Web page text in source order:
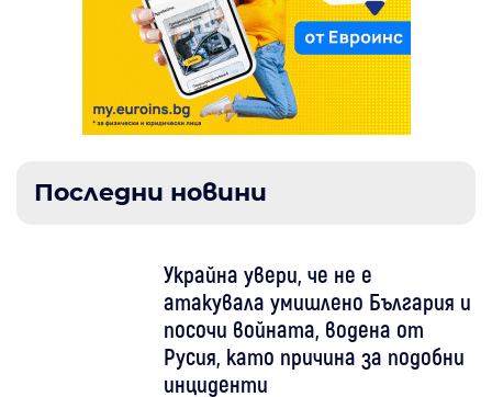
Последни новини
Украйна увери, че не е
атакувала умишлено България и
посочи войната, водена от
Русия, като причина за подобни
инциденти